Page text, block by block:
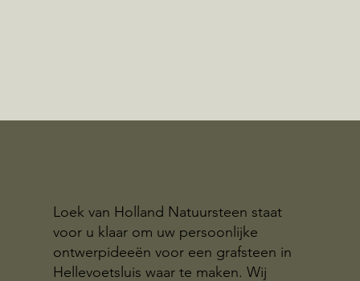
Loek van Holland Natuursteen staat
voor u klaar om uw persoonlijke
ontwerpideeën voor een grafsteen in
Hellevoetsluis waar te maken. Wij